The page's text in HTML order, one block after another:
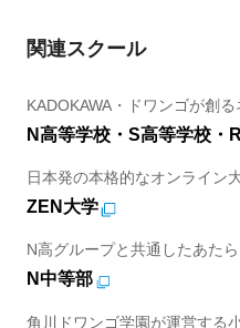
関連スクール
KADOKAWA・ドワンゴが創
N高等学校・S高等学校・
日本発の本格的なオンライン
ZEN大学
N高グループと共通したあた
N中等部
角川ドワンゴ学園が運営する